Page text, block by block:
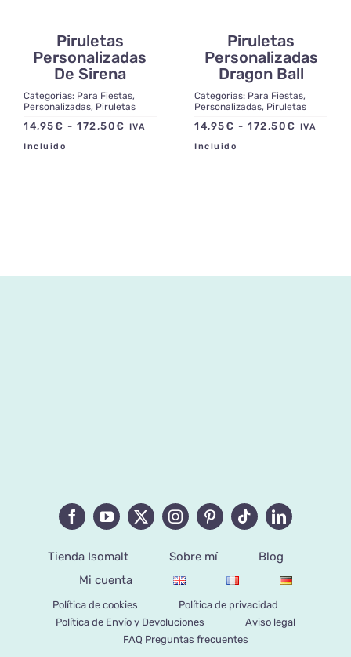
Piruletas
Personalizadas
De Sirena
Categorias: Para Fiestas,
Personalizadas, Piruletas
14,95€ - 172,50€ Rango
IVA
Incluido
Piruletas
Personalizadas
Dragon Ball
Categorias: Para Fiestas,
Personalizadas, Piruletas
14,95€ - 172,50€ Rango
IVA
Incluido
Tienda Isomalt Sobre mí
Blog
Mi cuenta
Política de cookies
Política de privacidad
Política de Envío y Devoluciones
Aviso legal
FAQ Preguntas frecuentes